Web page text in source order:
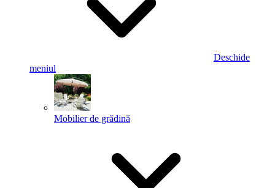
Deschide
meniul
Mobilier de grădină